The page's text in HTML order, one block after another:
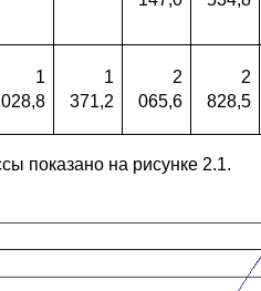
1
028,8
1
371,2
2
065,6
2
828,5
показано на рисунке 2.1.